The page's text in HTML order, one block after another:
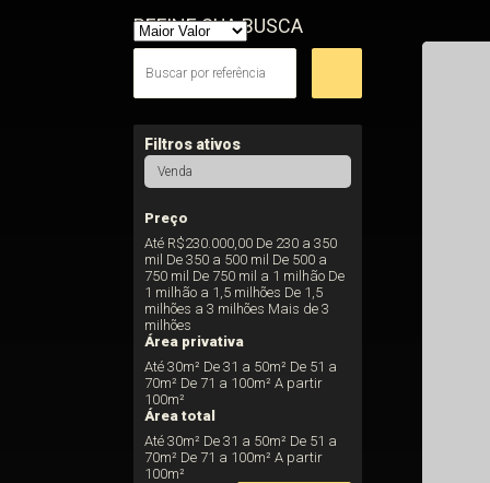
REFINE SUA BUSCA
Filtros ativos
Venda
Preço
Até R$230.000,00 De 230 a 350
mil De 350 a 500 mil De 500 a
750 mil De 750 mil a 1 milhão De
1 milhão a 1,5 milhões De 1,5
milhões a 3 milhões Mais de 3
milhões
Área privativa
Até 30m² De 31 a 50m² De 51 a
70m² De 71 a 100m² A partir
100m²
Área total
Até 30m² De 31 a 50m² De 51 a
70m² De 71 a 100m² A partir
100m²